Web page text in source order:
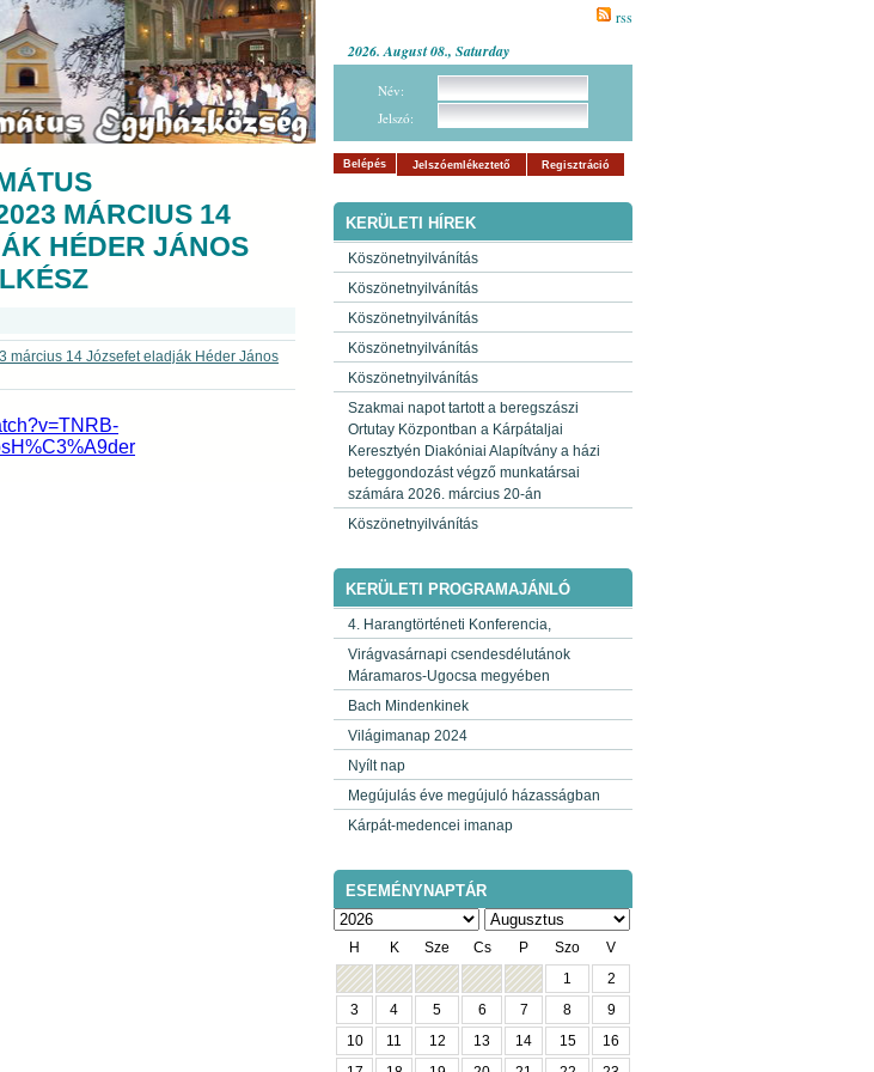
MÁRCIUS 14
HÉDER JÁNOS
március 14 Józsefet eladják Héder János
rss
2026. August 08., Saturday
Név:
Jelszó:
Belépés Jelszóemlékeztető Regisztráció
KERÜLETI HÍREK
Köszönetnyilvánítás
Köszönetnyilvánítás
Köszönetnyilvánítás
Köszönetnyilvánítás
Köszönetnyilvánítás
Szakmai napot tartott a beregszászi
Ortutay Központban a Kárpátaljai
Keresztyén Diakóniai Alapítvány a házi
beteggondozást végző munkatársai
számára 2026. március 20-án
Köszönetnyilvánítás
KERÜLETI PROGRAMAJÁNLÓ
4. Harangtörténeti Konferencia,
Virágvasárnapi csendesdélutánok
Máramaros-Ugocsa megyében
Bach Mindenkinek
Világimanap 2024
Nyílt nap
Megújulás éve megújuló házasságban
Kárpát-medencei imanap
ESEMÉNYNAPTÁR
H K Sze Cs P Szo
V
1
2
3
4 5 6 7 8
9
10
11 12 13 14 15
16